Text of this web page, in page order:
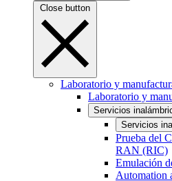
Close button
Laboratorio y
Laboratorio y
Servicios
Servicios
Prueba del
RAN (RIC)
Emulación
Automation